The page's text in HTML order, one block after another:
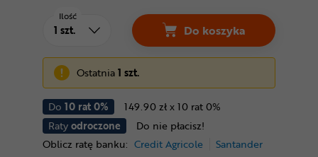
Do 10 rat 0%
149.90 zł x 10 rat 0%
Ratyodroczone
Do nie płacisz!
Oblicz ratę banku: Credit Agricole
Santander
Ilość
Do koszyka
Ostatnia1 szt.